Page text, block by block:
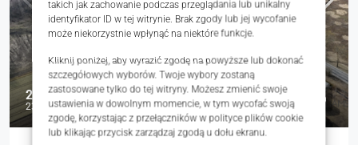
takich jak zachowanie podczas przeglądania lub unikalny
identyfikator ID w tej witrynie. Brak zgody lub jej wycofanie
może niekorzystnie wpłynąć na niektóre funkcje.
Kliknij poniżej, aby wyrazić zgodę na powyższe lub dokonać
szczegółowych wyborów. Twoje wybory zostaną
zastosowane tylko do tej witryny. Możesz zmienić swoje
ustawienia w dowolnym momencie, w tym wycofać swoją
zgodę, korzystając z przełączników w polityce plików cookie
lub klikając przycisk zarządzaj zgodą u dołu ekranu.
250 000 zł
235 zł